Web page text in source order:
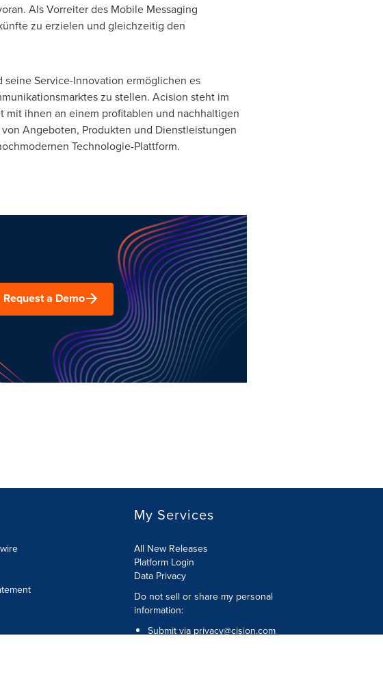
Als Vorreiter des Mobile Messaging
zu erzielen und gleichzeitig den
Service-Innovation ermöglichen es
zu stellen. Acision steht im
ihnen an einem profitablen und nachhaltigen
Angeboten, Produkten und Dienstleistungen
Technologie-Plattform.
Request a Demo
My Services
All New Releases
Platform Login
Data Privacy
Do not sell or share my personal
information:
Submit via privacy@cision.com